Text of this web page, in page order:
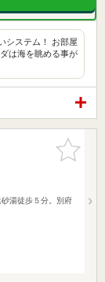
システム！ お部屋
は海を眺める事が
お気に入
りに追加
湯徒歩５分。別府